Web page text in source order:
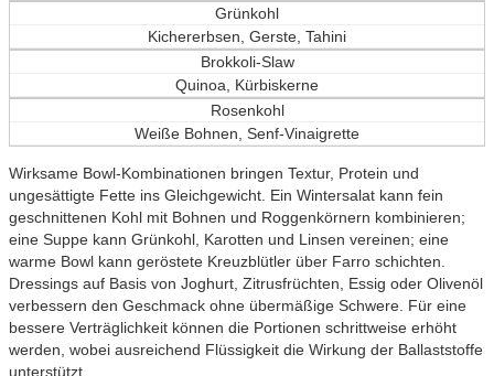
Grünkohl
Kichererbsen, Gerste, Tahini
Brokkoli-Slaw
Quinoa, Kürbiskerne
Rosenkohl
Weiße Bohnen, Senf-Vinaigrette
Wirksame Bowl-Kombinationen bringen Textur, Protein und
ungesättigte Fette ins Gleichgewicht. Ein Wintersalat kann fein
geschnittenen Kohl mit Bohnen und Roggenkörnern kombinieren;
eine Suppe kann Grünkohl, Karotten und Linsen vereinen; eine
warme Bowl kann geröstete Kreuzblütler über Farro schichten.
Dressings auf Basis von Joghurt, Zitrusfrüchten, Essig oder Olivenöl
verbessern den Geschmack ohne übermäßige Schwere. Für eine
bessere Verträglichkeit können die Portionen schrittweise erhöht
werden, wobei ausreichend Flüssigkeit die Wirkung der Ballaststoffe
unterstützt.